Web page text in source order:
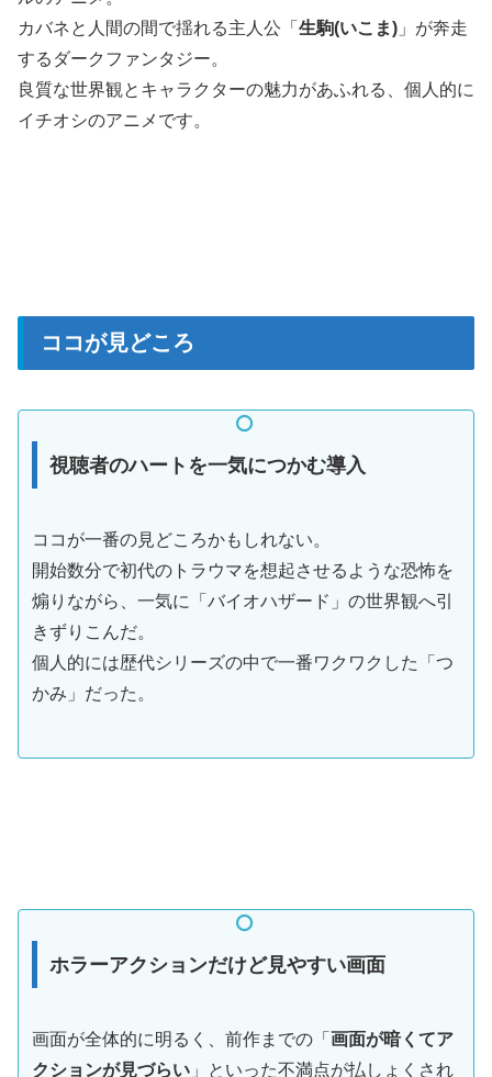
カバネと人間の間で揺れる主人公「 生駒(いこま) 」が奔走
するダークファンタジー。
良質な世界観とキャラクターの魅力があふれる、個人的に
イチオシのアニメです。
ココが見どころ
視聴者のハートを一気につかむ導入
ココが一番の見どころかもしれない。
開始数分で初代のトラウマを想起させるような恐怖を
煽りながら、一気に「バイオハザード」の世界観へ引
きずりこんだ。
個人的には歴代シリーズの中で一番ワクワクした「つ
かみ」だった。
ホラーアクションだけど見やすい画面
画面が全体的に明るく、前作までの「 画面が暗くてア
クションが見づらい 」といった不満点が払しょくされ